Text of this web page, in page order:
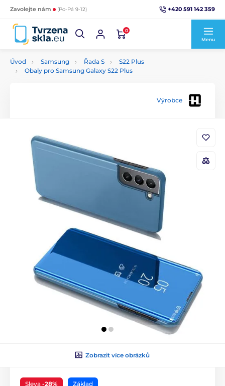
Zavolejte nám (Po-Pá 9-12) +420 591 142 359
0
Menu
Úvod Samsung Řada S
S22 Plus
Obaly pro Samsung Galaxy S22 Plus
Výrobce
Zobrazit více obrázků
Sleva -28% Základ